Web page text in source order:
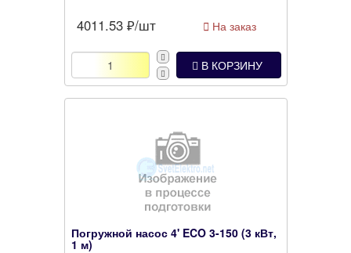
4011.53 ₽/шт На заказ
В КОРЗИНУ
Погружной насос 4' ECO 3-150 (3 кВт,
1 м)